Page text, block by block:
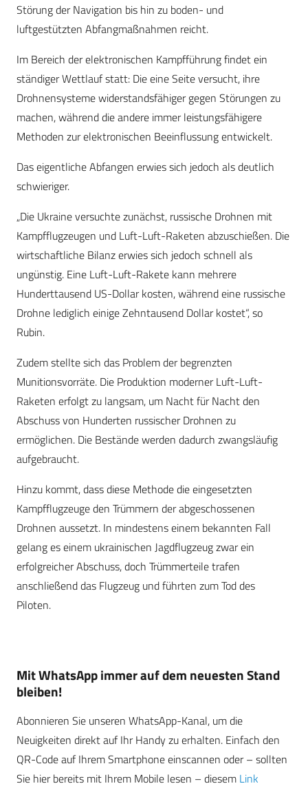
Störung der Navigation bis hin zu boden- und
luftgestützten Abfangmaßnahmen reicht.
Im Bereich der elektronischen Kampfführung findet ein
ständiger Wettlauf statt: Die eine Seite versucht, ihre
Drohnensysteme widerstandsfähiger gegen Störungen zu
machen, während die andere immer leistungsfähigere
Methoden zur elektronischen Beeinflussung entwickelt.
Das eigentliche Abfangen erwies sich jedoch als deutlich
schwieriger.
„Die Ukraine versuchte zunächst, russische Drohnen mit
Kampfflugzeugen und Luft-Luft-Raketen abzuschießen. Die
wirtschaftliche Bilanz erwies sich jedoch schnell als
ungünstig. Eine Luft-Luft-Rakete kann mehrere
Hunderttausend US-Dollar kosten, während eine russische
Drohne lediglich einige Zehntausend Dollar kostet“, so
Rubin.
Zudem stellte sich das Problem der begrenzten
Munitionsvorräte. Die Produktion moderner Luft-Luft-
Raketen erfolgt zu langsam, um Nacht für Nacht den
Abschuss von Hunderten russischer Drohnen zu
ermöglichen. Die Bestände werden dadurch zwangsläufig
aufgebraucht.
Hinzu kommt, dass diese Methode die eingesetzten
Kampfflugzeuge den Trümmern der abgeschossenen
Drohnen aussetzt. In mindestens einem bekannten Fall
gelang es einem ukrainischen Jagdflugzeug zwar ein
erfolgreicher Abschuss, doch Trümmerteile trafen
anschließend das Flugzeug und führten zum Tod des
Piloten.
Mit WhatsApp immer auf dem neuesten Stand
bleiben!
Abonnieren Sie unseren WhatsApp-Kanal, um die
Neuigkeiten direkt auf Ihr Handy zu erhalten. Einfach den
QR-Code auf Ihrem Smartphone einscannen oder – sollten
Sie hier bereits mit Ihrem Mobile lesen – diesem Link